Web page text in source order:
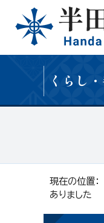
くらし
現在の位置：
ありました